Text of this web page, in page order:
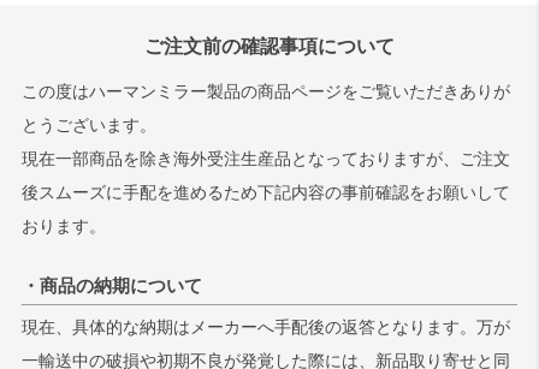
ご注文前の確認事項について
この度はハーマンミラー製品の商品ページをご覧いただきありが
とうございます。
現在一部商品を除き海外受注生産品となっておりますが、ご注文
後スムーズに手配を進めるため下記内容の事前確認をお願いして
おります。
・商品の納期について
現在、具体的な納期はメーカーへ手配後の返答となります。万が
一輸送中の破損や初期不良が発覚した際には、新品取り寄せと同